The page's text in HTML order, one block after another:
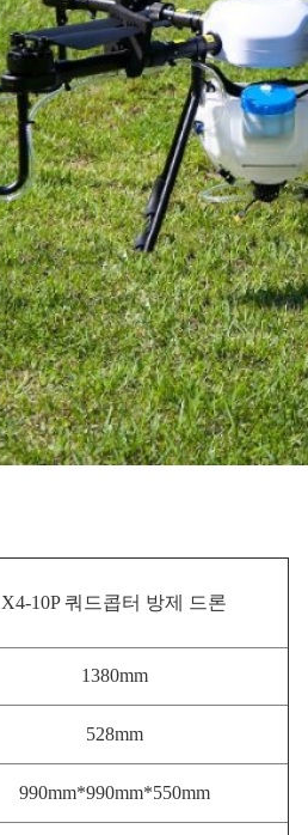
X4-10P 쿼드콥터 방제 드론
1380mm
528mm
990mm*990mm*550mm